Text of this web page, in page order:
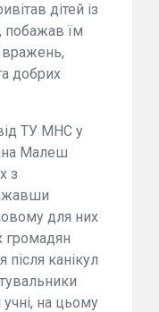
дітей із
побажав їм
вражень,
добрих
ТУ МНС у
Малеш
з
для них
громадян
канікул
на цьому